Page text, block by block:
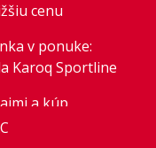
pre
prepínanie
svetiel
uchytenie detskej
cenu
v ponuke:
Karoq Sportline
a kúp
v ponuke: